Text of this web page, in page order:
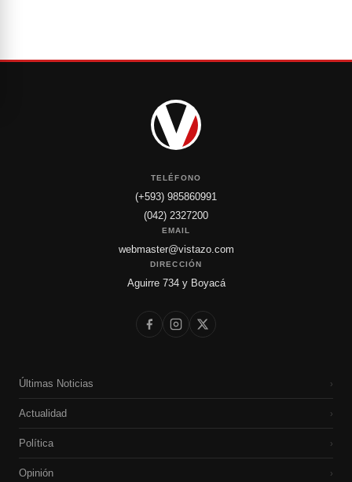
TELÉFONO
(+593) 985860991
(042) 2327200
EMAIL
webmaster@vistazo.com
DIRECCIÓN
Aguirre 734 y Boyacá
Últimas Noticias ›
Actualidad ›
Política ›
Opinión ›